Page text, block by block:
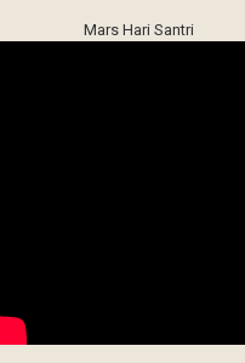
Mars Hari Santri